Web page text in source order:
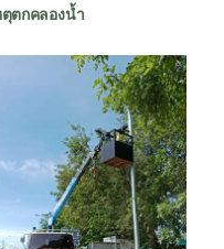
ตกคลองน้ำ